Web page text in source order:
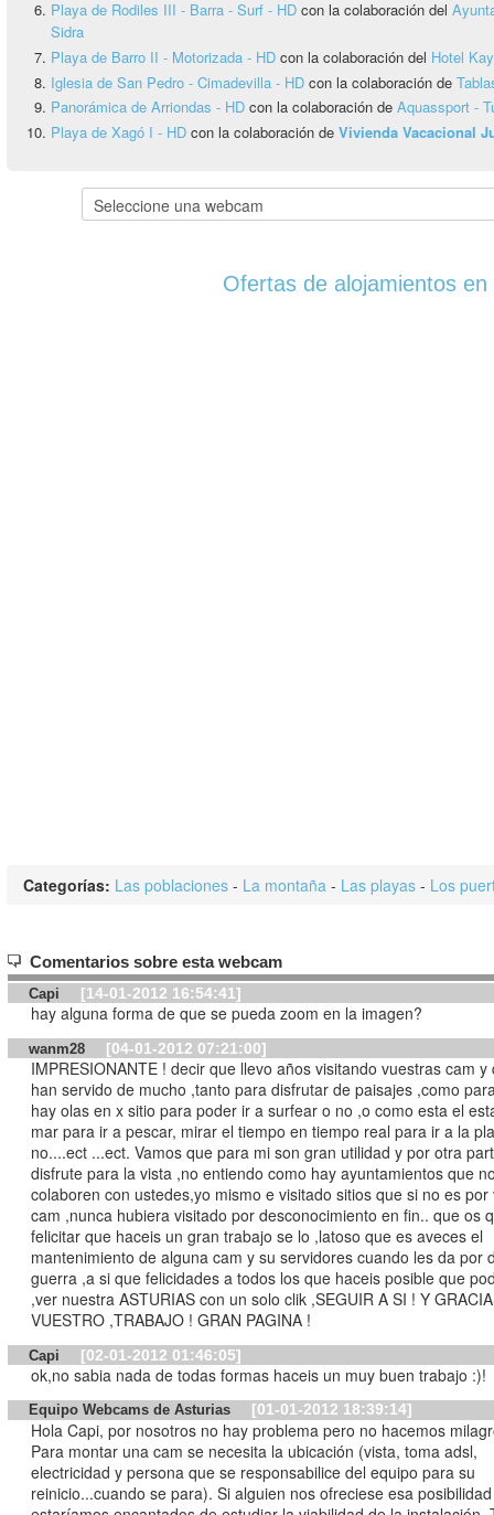
Playa de Rodiles III - Barra - Surf - HD con la colaboración del
Sidra
Playa de Barro II - Motorizada - HD con la colaboración del Hotel
Iglesia de San Pedro - Cimadevilla - HD con la colaboración de
Panorámica de Arriondas - HD con la colaboración de Aquassport -
Playa de Xagó I - HD con la colaboración de Vivienda Vacacional
Ofertas de alojamientos en
Categorías: Las poblaciones - La montaña - Las playas - Los
Comentarios sobre esta webcam
Capi [14-01-2012 16:54:41]
hay alguna forma de que se pueda zoom en la imagen?
wanm28 [04-01-2012 07:21:00]
IMPRESIONANTE ! decir que llevo años visitando vuestras cam y
han servido de mucho ,tanto para disfrutar de paisajes ,como
hay olas en x sitio para poder ir a surfear o no ,o como esta el
mar para ir a pescar, mirar el tiempo en tiempo real para ir a la
no....ect ...ect. Vamos que para mi son gran utilidad y por otra parte
disfrute para la vista ,no entiendo como hay ayuntamientos que
colaboren con ustedes,yo mismo e visitado sitios que si no es por
cam ,nunca hubiera visitado por desconocimiento en fin.. que os
felicitar que haceis un gran trabajo se lo ,latoso que es aveces el
mantenimiento de alguna cam y su servidores cuando les da por
guerra ,a si que felicidades a todos los que haceis posible que
,ver nuestra ASTURIAS con un solo clik ,SEGUIR A SI ! Y GRACIAS POR
VUESTRO ,TRABAJO ! GRAN PAGINA !
Capi [02-01-2012 01:46:05]
ok,no sabia nada de todas formas haceis un muy buen trabajo :)!
Equipo Webcams de Asturias [01-01-2012 18:39:14]
Hola Capi, por nosotros no hay problema pero no hacemos
Para montar una cam se necesita la ubicación (vista, toma adsl,
electricidad y persona que se responsabilice del equipo para su
reinicio...cuando se para). Si alguien nos ofreciese esa posibilidad